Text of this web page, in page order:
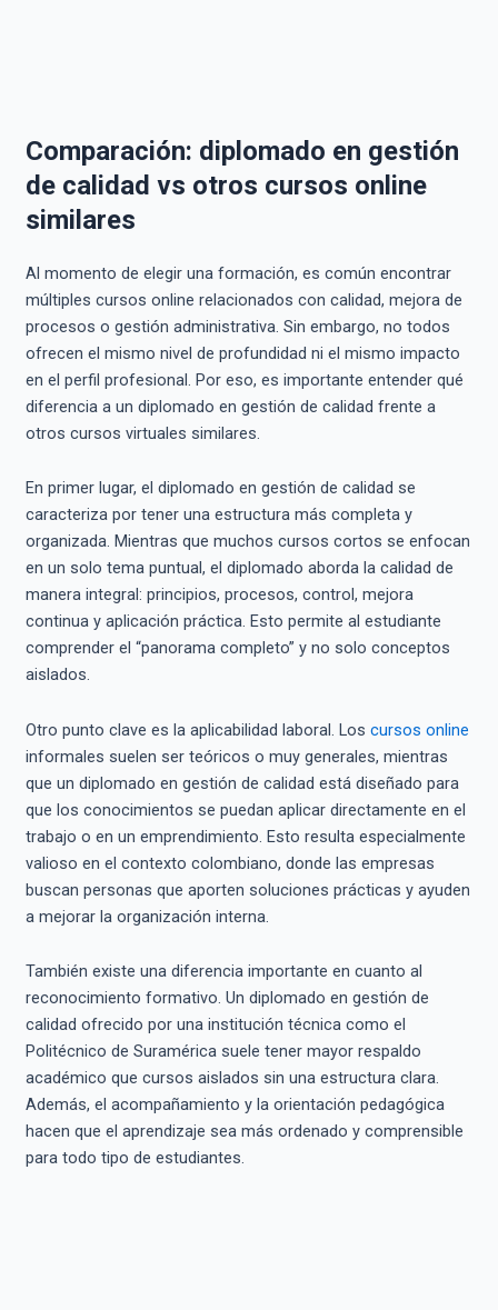
Comparación: diplomado en gestión
de calidad vs otros cursos online
similares
Al momento de elegir una formación, es común encontrar
múltiples cursos online relacionados con calidad, mejora de
procesos o gestión administrativa. Sin embargo, no todos
ofrecen el mismo nivel de profundidad ni el mismo impacto
en el perfil profesional. Por eso, es importante entender qué
diferencia a un diplomado en gestión de calidad frente a
otros cursos virtuales similares.
En primer lugar, el diplomado en gestión de calidad se
caracteriza por tener una estructura más completa y
organizada. Mientras que muchos cursos cortos se enfocan
en un solo tema puntual, el diplomado aborda la calidad de
manera integral: principios, procesos, control, mejora
continua y aplicación práctica. Esto permite al estudiante
comprender el “panorama completo” y no solo conceptos
aislados.
Otro punto clave es la aplicabilidad laboral. Los cursos online
informales suelen ser teóricos o muy generales, mientras
que un diplomado en gestión de calidad está diseñado para
que los conocimientos se puedan aplicar directamente en el
trabajo o en un emprendimiento. Esto resulta especialmente
valioso en el contexto colombiano, donde las empresas
buscan personas que aporten soluciones prácticas y ayuden
a mejorar la organización interna.
También existe una diferencia importante en cuanto al
reconocimiento formativo. Un diplomado en gestión de
calidad ofrecido por una institución técnica como el
Politécnico de Suramérica suele tener mayor respaldo
académico que cursos aislados sin una estructura clara.
Además, el acompañamiento y la orientación pedagógica
hacen que el aprendizaje sea más ordenado y comprensible
para todo tipo de estudiantes.